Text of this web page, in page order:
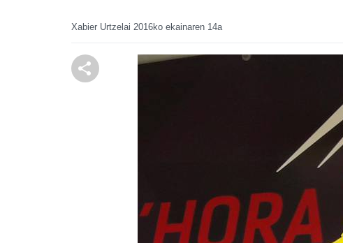
Xabier Urtzelai 2016ko ekainaren 14a